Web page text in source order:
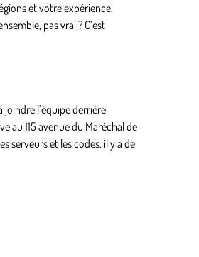
et votre expérience.
pas vrai ? C’est
joindre l’équipe derrière
au 115 avenue du Maréchal de
serveurs et les codes, il y a de